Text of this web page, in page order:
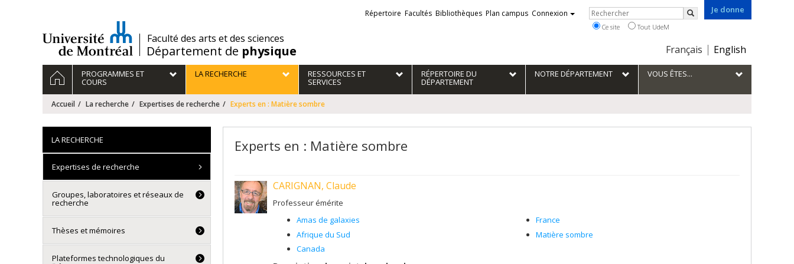
/Faculté des arts et des sciences
Département de physique
Je donne
Choix
la
langue
Français English
Liens
externes
Répertoire Facultés Bibliothèques Plan campus Connexion Rechercher
Rechercher
Ce site Tout UdeM
Navigation
principale
ACCUEILPROGRAMMES ET
COURS
LA RECHERCHE RESSOURCES ET
SERVICES
RÉPERTOIRE DU
DÉPARTEMENT
NOTRE DÉPARTEMENT VOUS ÊTES...
Accueil La recherche Expertises de recherche Experts en : Matière sombre
Experts en : Matière sombre
CARIGNAN, Claude
Professeur émérite
Amas de galaxies
Afrique du Sud
Canada
France
Matière sombre
LA RECHERCHE
Expertises de recherche
Groupes, laboratoires et réseaux de
recherche
Thèses et mémoires
Plateformes technologiques du